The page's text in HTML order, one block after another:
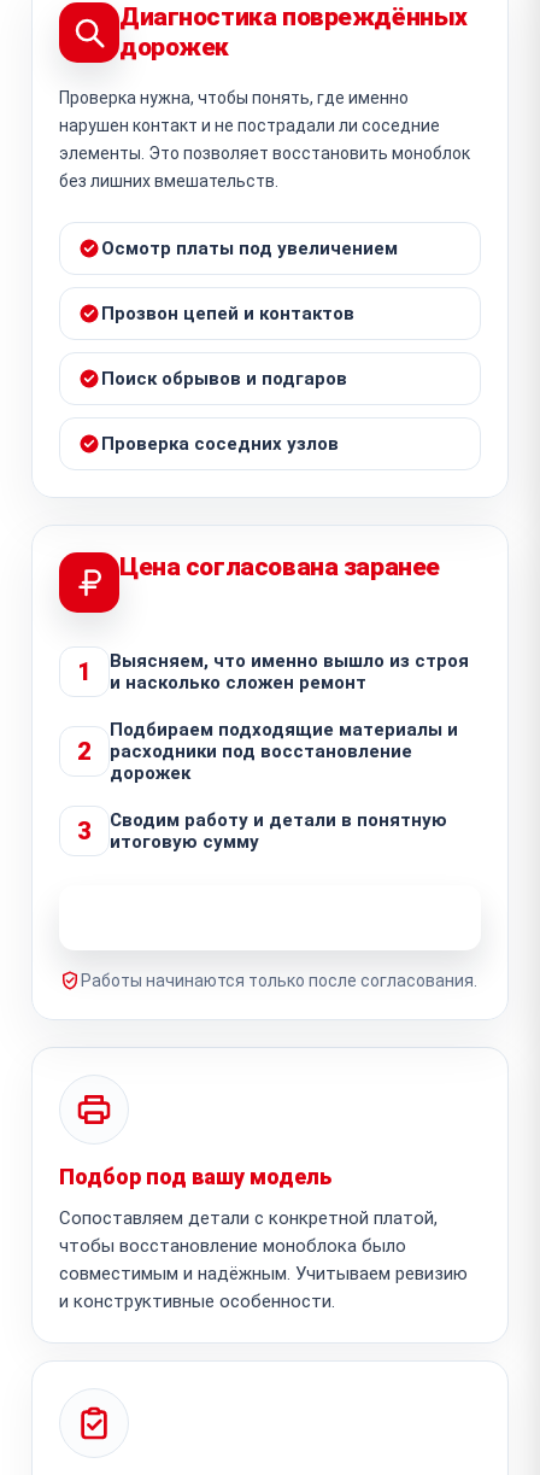
Диагностика повреждённых
дорожек
Проверка нужна, чтобы понять, где именно
нарушен контакт и не пострадали ли соседние
элементы. Это позволяет восстановить моноблок
без лишних вмешательств.
Осмотр платы под увеличением
Прозвон цепей и контактов
Поиск обрывов и подгаров
Проверка соседних узлов
Цена согласована заранее
1
Выясняем, что именно вышло из строя
и насколько сложен ремонт
2
Подбираем подходящие материалы и
расходники под восстановление
дорожек
3
Сводим работу и детали в понятную
итоговую сумму
Работы начинаются только после согласования.
Подбор под вашу модель
Сопоставляем детали с конкретной платой,
чтобы восстановление моноблока было
совместимым и надёжным. Учитываем ревизию
и конструктивные особенности.